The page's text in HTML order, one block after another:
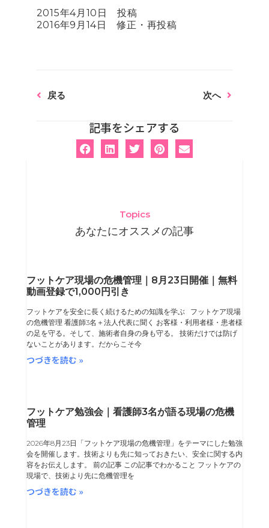
2015年4月10日 投稿
2016年9月14日 修正・再投稿
戻る 次へ
記事をシェアする
Topics
あなたにオススメの記事
フットケア現場の危機管理｜8月23日開催｜無料
動画登録で1,000円引き
フットケアを安全に長く続けるための知識を学ぶ フットケア現場
の危機管理 看護師3名＋法人代表に聞く お客様・利用者様・患者様
の足を守る。そして、施術者自身の身も守る。 技術だけでは防げ
ないことがあります。だからこそ今
つづきを読む »
フットケア勉強会｜看護師3名が語る現場の危機
管理
2026年8月23日「フットケア現場の危機管理」をテーマにした勉強
会を開催します。技術よりも先に知っておきたい、安全に関する内
容をお伝えします。 前の記事 この記事でわかること フットケアの
現場で、技術より先に危機管理を
つづきを読む »
ペ
ー
ジ
ペ
ー
ジ
ペ
ジ
ペ
ジ